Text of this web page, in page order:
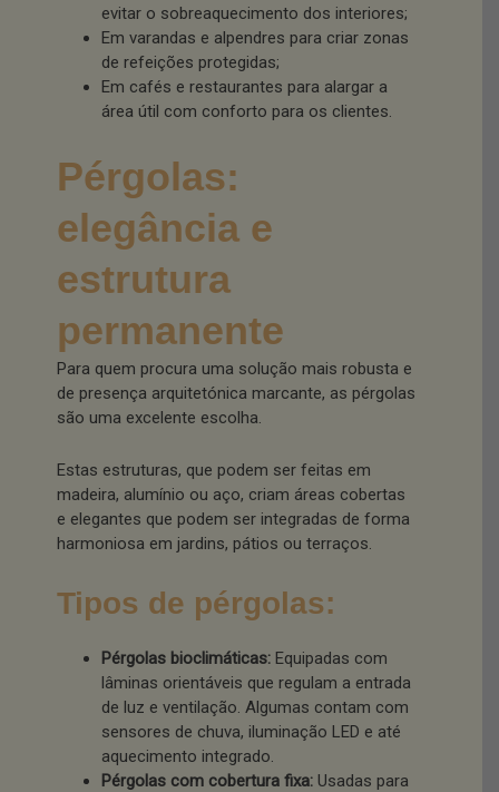
evitar o sobreaquecimento dos interiores;
Em varandas e alpendres para criar zonas
de refeições protegidas;
Em cafés e restaurantes para alargar a
área útil com conforto para os clientes.
Pérgolas:
elegância e
estrutura
permanente
Para quem procura uma solução mais robusta e
de presença arquitetónica marcante, as pérgolas
são uma excelente escolha.
Estas estruturas, que podem ser feitas em
madeira, alumínio ou aço, criam áreas cobertas
e elegantes que podem ser integradas de forma
harmoniosa em jardins, pátios ou terraços.
Tipos de pérgolas:
Pérgolas bioclimáticas: Equipadas com
lâminas orientáveis que regulam a entrada
de luz e ventilação. Algumas contam com
sensores de chuva, iluminação LED e até
aquecimento integrado.
Pérgolas com cobertura fixa: Usadas para